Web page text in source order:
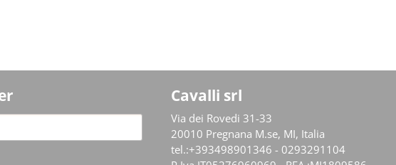
Cavalli srl
Via dei Rovedi 31-33
20010 Pregnana M.se, MI, Italia
tel.:+393498901346 - 0293291104